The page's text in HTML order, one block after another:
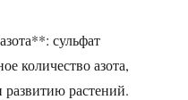
сульфат
количество азота,
развитию растений.